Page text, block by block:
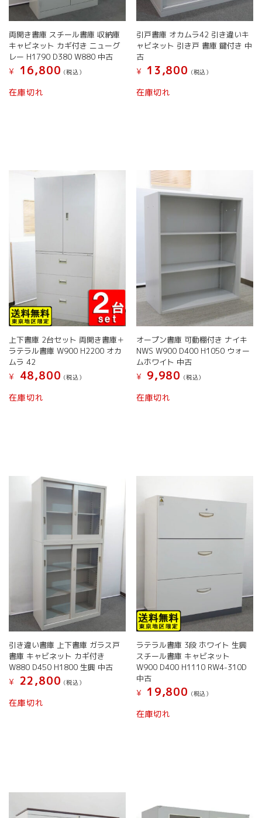
両開き書庫 スチール書庫 収納庫
キャビネット カギ付き ニューグ
レー H1790 D380 W880 中古
¥
16,800 (税込）
在庫切れ
引戸書庫 オカムラ42 引き違いキ
ャビネット 引き戸 書庫 鍵付き 中
古
¥
13,800 (税込）
在庫切れ
上下書庫 2台セット 両開き書庫＋
ラテラル書庫 W900 H2200 オカ
ムラ 42
¥
48,800 (税込）
在庫切れ
オープン書庫 可動棚付き ナイキ
NWS W900 D400 H1050 ウォー
ムホワイト 中古
¥
9,980 (税込）
在庫切れ
引き違い書庫 上下書庫 ガラス戸
書庫 キャビネット カギ付き
W880 D450 H1800 生興 中古
¥
22,800 (税込）
在庫切れ
ラテラル書庫 3段 ホワイト 生興
スチール書庫 キャビネット
W900 D400 H1110 RW4-310D
中古
¥
19,800 (税込）
在庫切れ